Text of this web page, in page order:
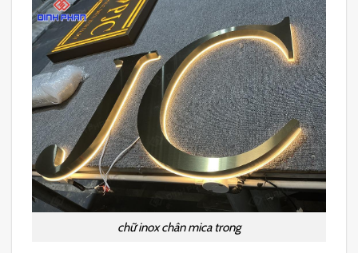
chữ inox chân mica trong